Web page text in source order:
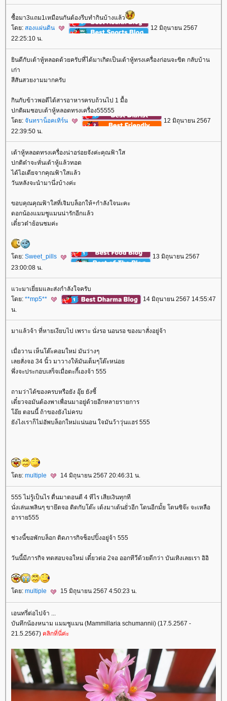
ซื้อมา3แถม1เหมือนกันต้องรีบทำกินบ้างแล้ว
ดย: สองแผ่นดิน
12 มิถุนายน 2567
22:25:10 น.
ินดีกับเต้าหู้หลอดด้วยครับที่ได้มาเกิดเป็นเต้าหู้ทรงเครื่องก่อนจะขิต กลับบ้าน
เก่า
สีสันสวยงามมากครับ
กินกับข้าวพอดีได้สารอาหารครบถ้วนไป 1 มื้อ
ปกติผมชอบเต้าหู้หลอดทรงเครื่อง55555
ดย: จันทราน็อคเทิร์น
12 มิถุนายน 2567
22:39:50 น.
เต้าหู้หลอดทรงเครื่องน่าอร่อยจังค่ะคุณฟ้าใส
ปกติต๋าจะหั่นเต้าหู้แล้วทอด
ได้ไอเดียจากคุณฟ้าใสแล้ว
วันหลังจะนำมานึ่งบ้างค่ะ
ขอบคุณคุณฟ้าใสที่เจิมบล็อกให้+กำลังใจนะคะ
ดอกน้องแมมชูแมนน่ารักอีกแล้ว
เดี๋ยวต๋าย้อนชมค่ะ
ดย: Sweet_pills
13 มิถุนายน 2567
23:00:08 น.
วะมาเยี่ยมและส่งกำลังใจครับ
ดย: **mp5**
14 มิถุนายน 2567 14:55:47
น.
มาแล้วจ้า ที่หายเงียบไป เพราะ นั่งรอ นอนรอ ของมาสั่งอยู่จ้า
เมื่อวาน เห็นโต๊ะคอมใหม่ มันว่างๆ
เลยสั่งจอ 34 นิ้ว มาวางให้มันเต็มๆโต๊ะหน่อ
พึ่งจะประกอบเสร็จเมื่อตะกี้เองจ้า 555
ถามว่าได้ของครบหรือยัง อุ๊ย ยังซี้
เดี๋ยวจอมันต้องพาเพื่อนมาอยู่ด้วยอีกหลายรายการ
อ๊ย ตอนนี้ ถ้าของยังไม่ครบ
ังไงเราก็ไม่อัพบล็อกใหม่แน่นอน ใจมันว้าวุ่นแฮร่ 555
ดย: multiple 14 มิถุนายน 2567 20:46:31 น.
555 ไม่รู้เป็นไร ตื่นมาตอนตี 4 ทีไร เสียเงินทุกที
นั่งเล่นเพลินๆ ขายึดจอ ติดกับโต๊ะ เด้งมาเต้นยั่วอีก โดนอีกมั้ย โดนซิจ๊ะ จะเหลือ
อาราย555
ช่วงนี้ขอพักบล็อก ติดภารกิจช็อปปิ้งอยู่จ้า 555
วันนี้มีภารกิจ ทดสอบจอใหม่ เดี๋ยวต่อ 2จอ ออกทีวีด้วยดีกว่า บันเทิงเลยเรา อิอิ
ดย: multiple 15 มิถุนายน 2567 4:50:23 น.
เอนทรี่ต่อไปจ้า ...
บันทึกน้องหนาม แมมชูแมน (Mammillaria schumannii) (17.5.2567 -
21.5.2567) คลิกที่นี่ค่ะ